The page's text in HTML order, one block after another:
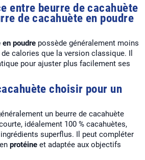
entre beurre de cacahuète
de cacahuète en poudre
poudre possède généralement moins
calories que la version classique. Il
pour ajuster plus facilement ses
choisir pour un
un beurre de cacahuète
idéalement 100 % cacahuètes,
superflus. Il peut compléter
protéine et adaptée aux objectifs